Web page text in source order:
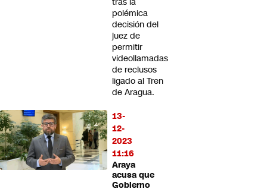
polémica
decisión del
juez de
permitir
videollamadas
de reclusos
ligado al Tren
de Aragua.
13-
12-
2023
11:16
Araya
acusa que
Gobierno